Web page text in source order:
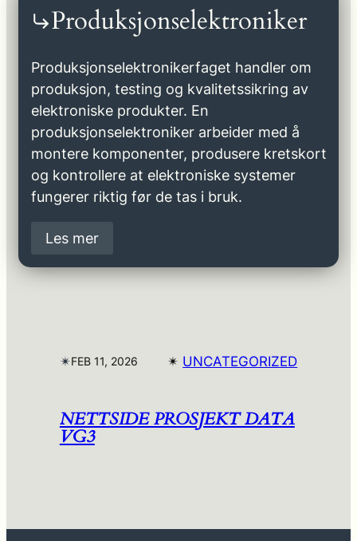
Produksjonselektroniker
Produksjonselektronikerfaget handler om
produksjon, testing og kvalitetssikring av
elektroniske produkter. En
produksjonselektroniker arbeider med å
montere komponenter, produsere kretskort
og kontrollere at elektroniske systemer
fungerer riktig før de tas i bruk.
Les mer
✴︎FEB 11, 2026 ✴︎ UNCATEGORIZED
NETTSIDE PROSJEKT DATA
VG3